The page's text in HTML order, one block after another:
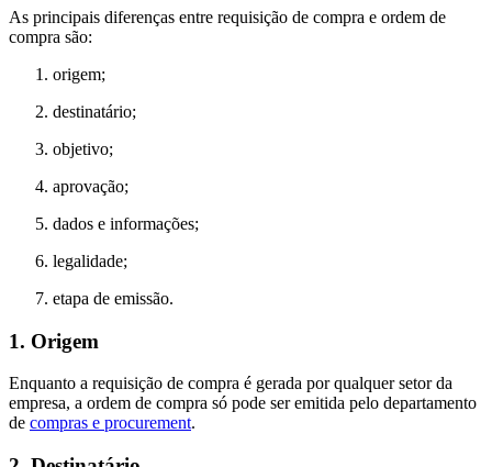
As principais diferenças entre requisição de compra e ordem de
compra são:
origem;
destinatário;
objetivo;
aprovação;
dados e informações;
legalidade;
etapa de emissão.
1. Origem
Enquanto a requisição de compra é gerada por qualquer setor da
empresa, a ordem de compra só pode ser emitida pelo departamento
de compras e procurement.